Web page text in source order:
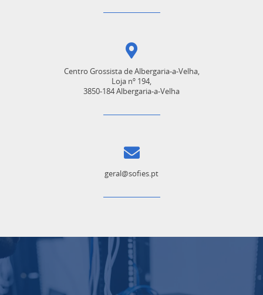
Centro Grossista de Albergaria-a-Velha,
Loja nº 194,
3850-184 Albergaria-a-Velha
geral@sofies.pt